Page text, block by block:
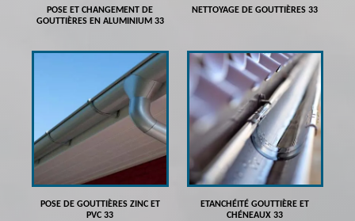
POSE ET CHANGEMENT DE
GOUTTIÈRES EN ALUMINIUM 33
NETTOYAGE DE GOUTTIÈRES 33
POSE DE GOUTTIÈRES ZINC ET
PVC 33
ETANCHÉITÉ GOUTTIÈRE ET
CHÉNEAUX 33